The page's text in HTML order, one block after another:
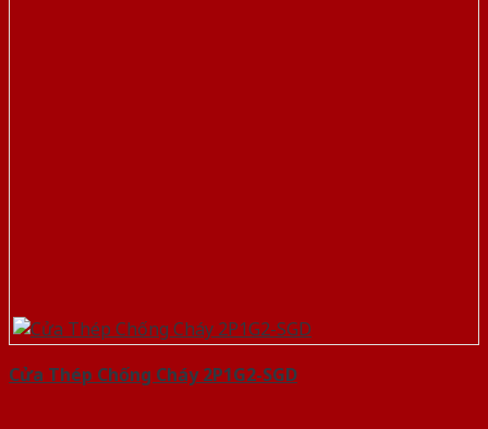
Cửa Thép Chống Cháy 2P1G2-SGD